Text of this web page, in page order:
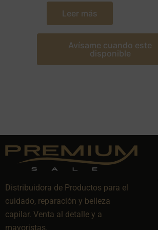
Leer más
Avísame cuando este
disponible
Distribuidora de Productos para el
cuidado, reparación y belleza
capilar. Venta al detalle y a
mayoristas.